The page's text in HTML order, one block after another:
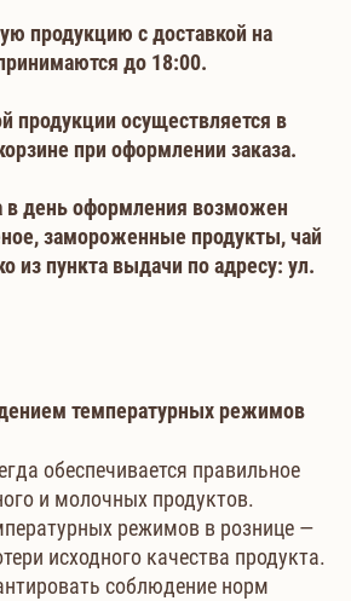
продукцию с доставкой на
до 18:00.
продукции осуществляется в
при оформлении заказа.
в день оформления возможен
замороженные продукты, чай
из пункта выдачи по адресу: ул.
температурных режимов
обеспечивается правильное
и молочных продуктов.
режимов в рознице —
исходного качества продукта.
соблюдение норм